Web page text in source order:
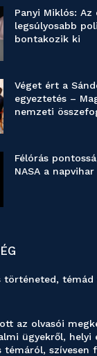
Panyi Miklós:
legsúlyosabb
bontakozik ki
Véget ért a
egyeztetés –
nemzeti
Félórás
NASA a
történeted, témád
az olvasói
ügyekről, helyi
témáról, szívesen